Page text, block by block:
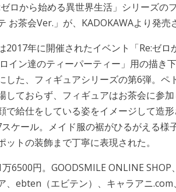
ロから始める異世界生活」シリーズの
お茶会Ver.」が、KADOKAWAより発売
2017年に開催されたイベント「Re:ゼロ
イン達のティーパーティー」用の描き
した、フィギュアシリーズの第6弾。ペ
しておらず、フィギュアはお茶会に参
で給仕をしている姿をイメージして造形
ケール。メイド服の裾がひるがえる様
ットの装飾まで丁寧に表現された。
6500円。GOODSMILE ONLINE SHOP
、ebten（エビテン）、キャラアニ.com